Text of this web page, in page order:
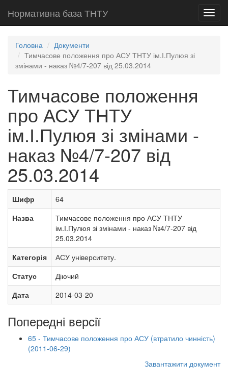
Нормативна база ТНТУ
Головна
Документи
Тимчасове положення про АСУ ТНТУ ім.І.Пулюя зі
змінами - наказ №4/7-207 від 25.03.2014
Тимчасове положення
про АСУ ТНТУ
ім.І.Пулюя зі змінами -
наказ №4/7-207 від
25.03.2014
Шифр
64
Назва
Тимчасове положення про АСУ ТНТУ
ім.І.Пулюя зі змінами - наказ №4/7-207 від
25.03.2014
Категорія
АСУ університету.
Статус
Діючий
Дата
2014-03-20
Попередні версії
65 - Тимчасове положення про АСУ (втратило чинність)
(2011-06-29)
Завантажити документ